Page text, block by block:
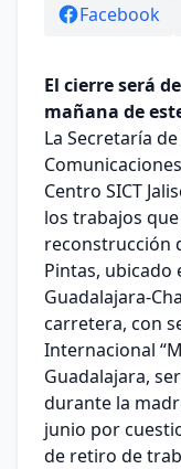
Facebook
El cierre será
mañana de
La Secretaría
Centro SICT
los trabajos
reconstrucción
Pintas, ubicado
Guadalajara-
carretera, con
Internacional
Guadalajara,
durante la
junio por
de retiro de